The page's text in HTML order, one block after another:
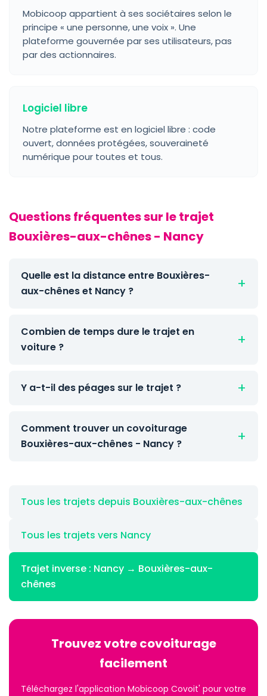
Mobicoop appartient à ses sociétaires selon le
principe « une personne, une voix ». Une
plateforme gouvernée par ses utilisateurs, pas
par des actionnaires.
Logiciel libre
Notre plateforme est en logiciel libre : code
ouvert, données protégées, souveraineté
numérique pour toutes et tous.
Questions fréquentes sur le trajet
Bouxières-aux-chênes - Nancy
Quelle est la distance entre Bouxières-
aux-chênes et Nancy ?
Combien de temps dure le trajet en
voiture ?
Y a-t-il des péages sur le trajet ?
Comment trouver un covoiturage
Bouxières-aux-chênes - Nancy ?
Tous les trajets depuis Bouxières-aux-chênes
Tous les trajets vers Nancy
Trajet inverse : Nancy → Bouxières-aux-
chênes
Trouvez votre covoiturage
facilement
Téléchargez l'application Mobicoop Covoit' pour votre